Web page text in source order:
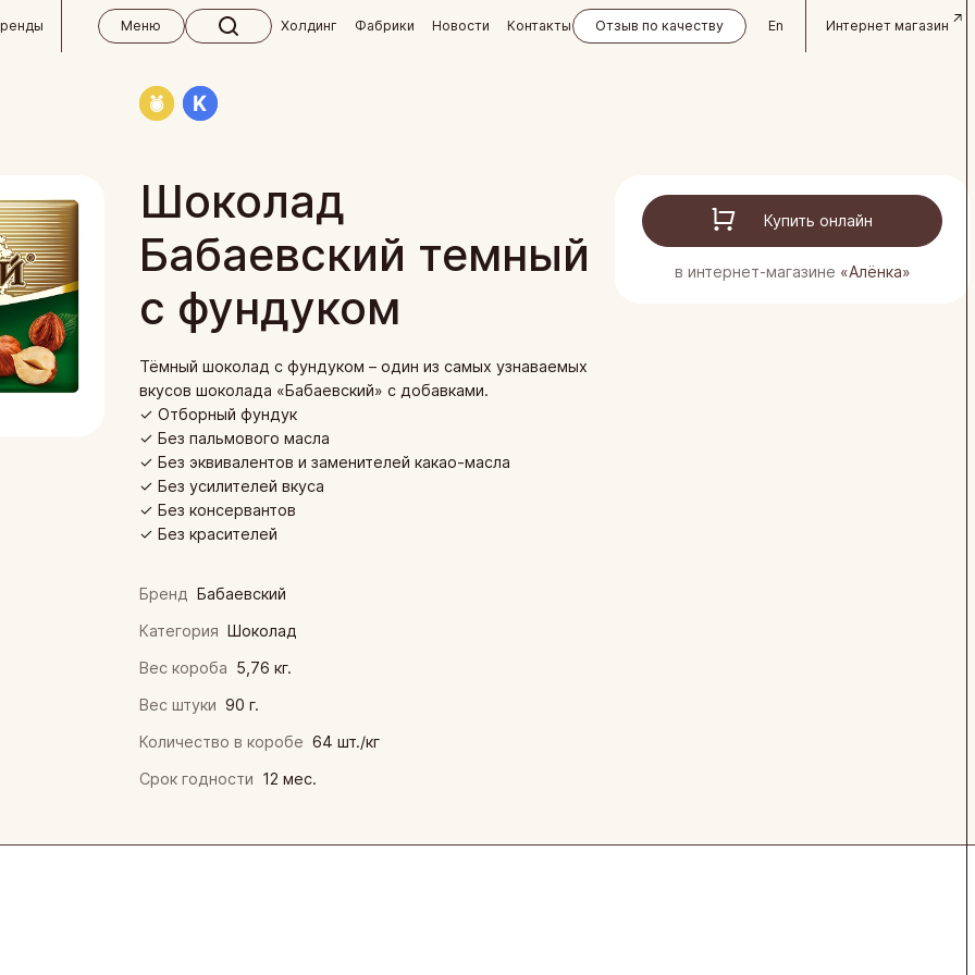
изделия ручной работы
СНГ
Меню
Холдинг
абитуриентам
Фабрики
фабрика «Ясная Поляна»
кондитерская фабрика
фабрика им. К. Самойловой
кондитерская фабрика
кондитерская фабрика «Зея»
кондитерская фабрика
кондитерская фабрика
фирма «ТАКФ»
фабрика «Новосибирская»
Новости Контакты
клиентам
«Алёнка»
Отзыв по качеству
En
Интернет магазин
Шоколад
Бабаевский темный
с фундуком
Тёмный шоколад с фундуком – один из самых узнаваемых
вкусов шоколада «Бабаевский» с добавками.
✓ Отборный фундук
✓ Без пальмового масла
✓ Без эквивалентов и заменителей какао-масла
✓ Без усилителей вкуса
✓ Без консервантов
✓ Без красителей
Бренд Бабаевский
Категория Шоколад
Вес короба 5,76 кг.
Вес штуки 90 г.
Количество в коробе 64 шт./кг
Срок годности 12 мес.
Купить онлайн
в интернет-магазине «Алёнка»